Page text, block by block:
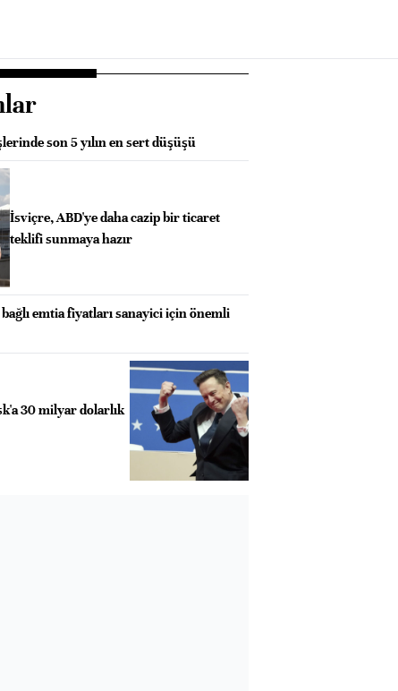
son 5 yılın en sert düşüşü
İsviçre, ABD'ye daha cazip bir ticaret
teklifi sunmaya hazır
emtia fiyatları sanayici için önemli
30 milyar dolarlık